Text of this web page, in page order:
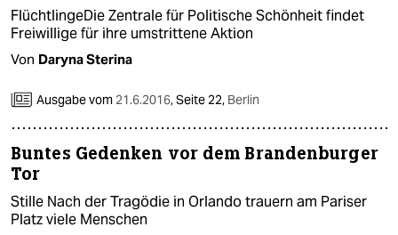
FlüchtlingeDie Zentrale für Politische Schönheit findet
Freiwillige für ihre umstrittene Aktion
Von Daryna Sterina
Ausgabe vom 21.6.2016,Seite 22, Berlin
Buntes Gedenken vor dem Brandenburger
Tor
Stille Nach der Tragödie in Orlando trauern am Pariser
Platz viele Menschen